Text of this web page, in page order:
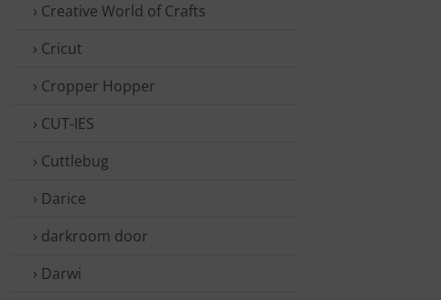
› Creative World of Crafts
› Cricut
› Cropper Hopper
› CUT-IES
› Cuttlebug
› Darice
› darkroom door
› Darwi